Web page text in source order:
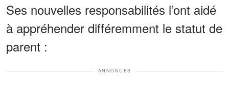
Ses nouvelles responsabilités l’ont aidé
à appréhender différemment le statut de
parent :
ANNONCES